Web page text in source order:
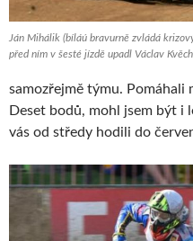
Ján Mihálik (bíláú bravurně zvládá
před ním v šesté jízdě upadl Václav Kvěch
samozřejmě týmu. Pomáhali
Deset bodů, mohl jsem být i
vás od středy hodili do